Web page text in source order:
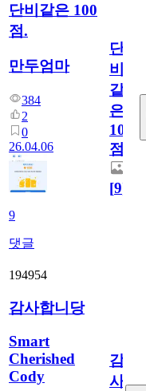
단비같은 100
점.
만두엄마
384
2
0
26.04.06
9
댓글
단
비
같
은
100
점.
[9]
194954
감사합니당
Smart
Cherished
Cody
감
사